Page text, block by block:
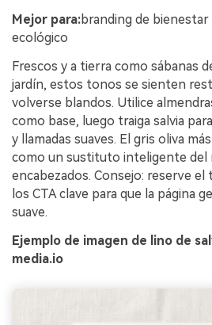
Mejor para:branding de
ecológico
Frescos y a tierra como sábanas
jardín, estos tonos se sienten
volverse blandos. Utilice
como base, luego traiga salvia
y llamadas suaves. El gris oliva
como un sustituto inteligente del
encabezados. Consejo: reserve
los CTA clave para que la página
suave.
Ejemplo de imagen de lino de
media.io